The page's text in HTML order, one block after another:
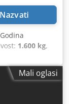
Nazvati
1.600 kg,
visina:
Serijski broj:
Mali oglasi